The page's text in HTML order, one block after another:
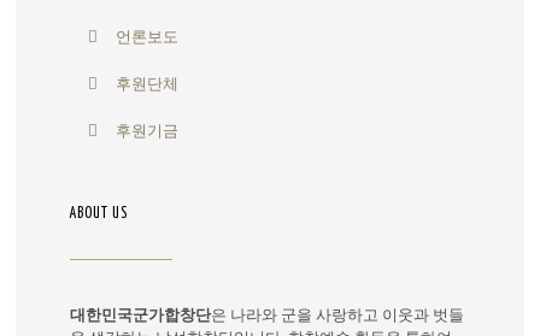
언론보도
후원단체
후원기금
ABOUT US
대한민국군가합창단은 나라와 군을 사랑하고 이웃과 벗들